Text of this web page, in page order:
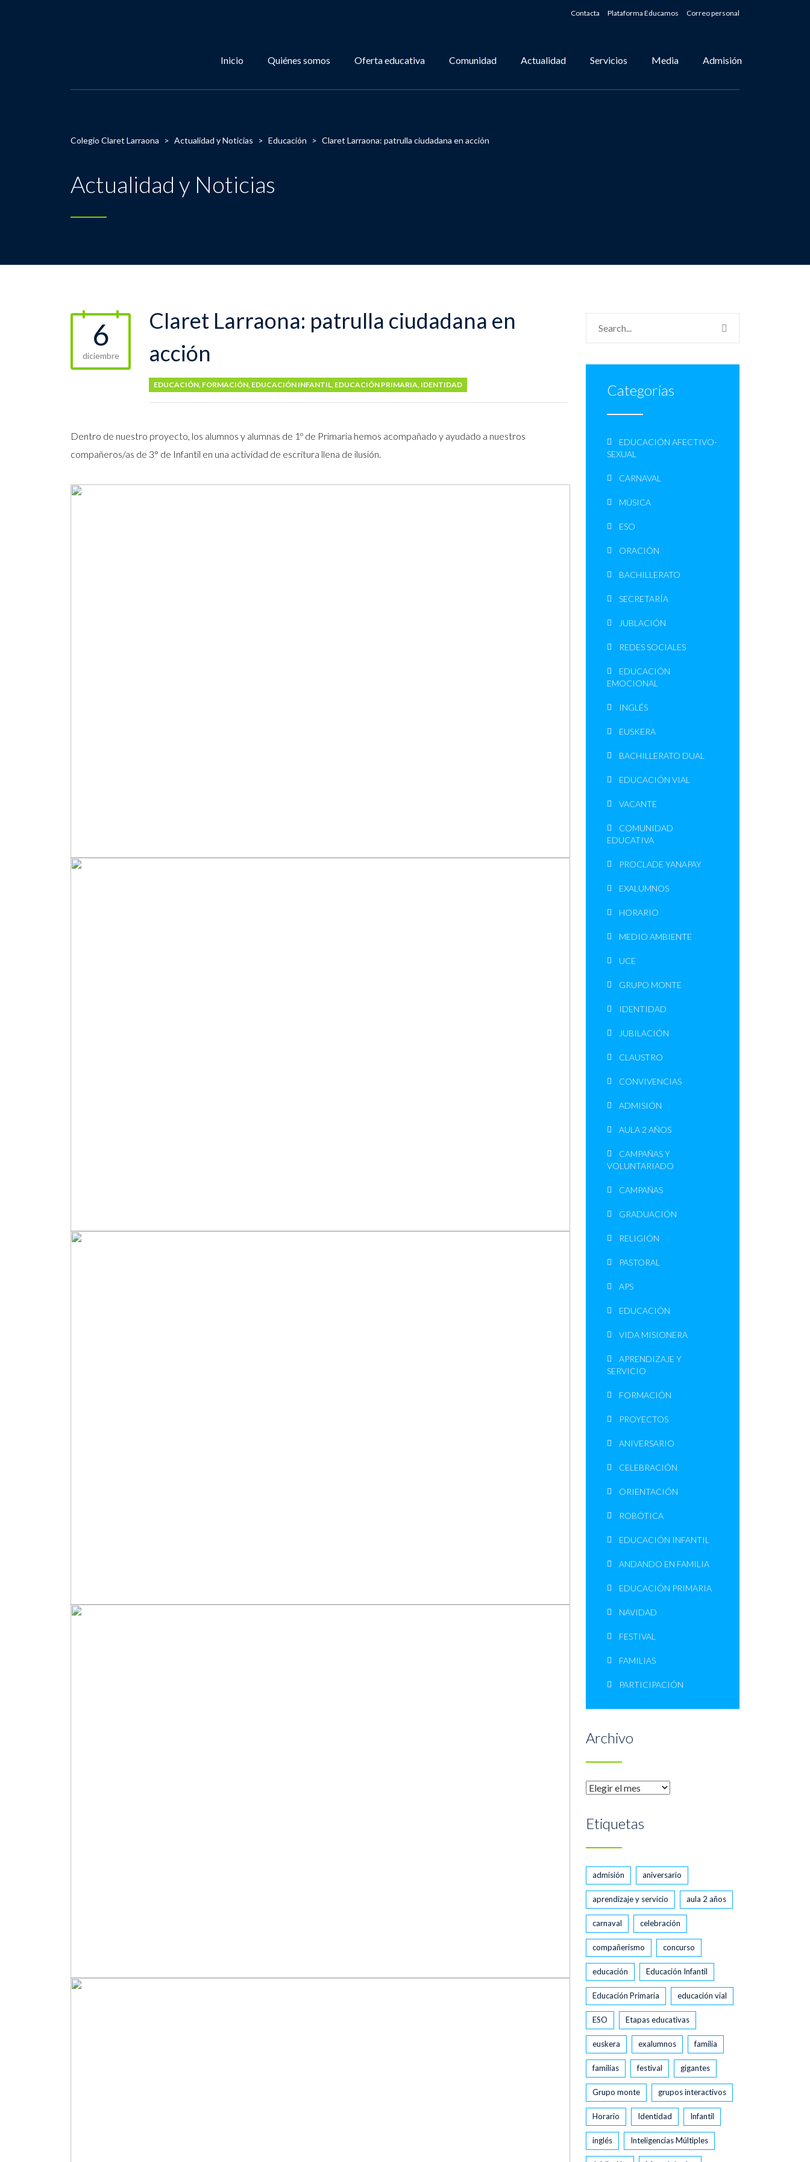
Contacta Plataforma Educamos Correo personal
Inicio Quiénes somos Oferta educativa Comunidad Actualidad Servicios Media Admisión
Colegio Claret Larraona > Actualidad y Noticias > Educación > Claret Larraona: patrulla ciudadana en acción
Actualidad y Noticias
6
diciembre
Claret Larraona: patrulla ciudadana en
acción
EDUCACIÓN, FORMACIÓN, EDUCACIÓN INFANTIL, EDUCACIÓN PRIMARIA, IDENTIDAD
Dentro de nuestro proyecto, los alumnos y alumnas de 1º de Primaria hemos acompañado y ayudado a nuestros
compañeros/as de 3° de Infantil en una actividad de escritura llena de ilusión.
Categorías
EDUCACIÓN AFECTIVO-
SEXUAL
CARNAVAL
MÚSICA
ESO
ORACIÓN
BACHILLERATO
SECRETARÍA
JUBLACIÓN
REDES SOCIALES
EDUCACIÓN
EMOCIONAL
INGLÉS
EUSKERA
BACHILLERATO DUAL
EDUCACIÓN VIAL
VACANTE
COMUNIDAD
EDUCATIVA
PROCLADE YANAPAY
EXALUMNOS
HORARIO
MEDIO AMBIENTE
UCE
GRUPO MONTE
IDENTIDAD
JUBILACIÓN
CLAUSTRO
CONVIVENCIAS
ADMISIÓN
AULA 2 AÑOS
CAMPAÑAS Y
VOLUNTARIADO
CAMPAÑAS
GRADUACIÓN
RELIGIÓN
PASTORAL
APS
EDUCACIÓN
VIDA MISIONERA
APRENDIZAJE Y
SERVICIO
FORMACIÓN
PROYECTOS
ANIVERSARIO
CELEBRACIÓN
ORIENTACIÓN
ROBÓTICA
EDUCACIÓN INFANTIL
ANDANDO EN FAMILIA
EDUCACIÓN PRIMARIA
NAVIDAD
FESTIVAL
FAMILIAS
PARTICIPACIÓN
Archivo
Archivo
Etiquetas
admisión aniversario
aprendizaje y servicio aula 2 años
carnaval celebración
compañerismo concurso
educación Educación Infantil
Educación Primaria educación vial
ESO Etapas educativas
euskera exalumnos familia
familias festival gigantes
Grupo monte grupos interactivos
Horario Identidad Infantil
inglés Inteligencias Múltiples